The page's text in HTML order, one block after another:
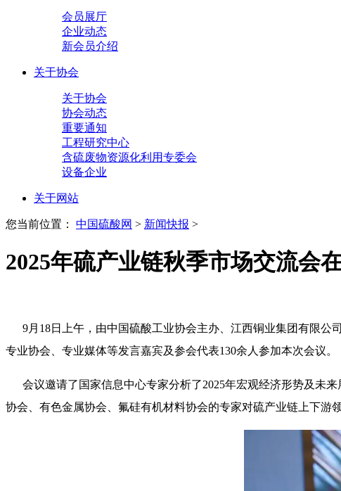
会员展厅
企业动态
新会员介绍
关于协会
关于协会
协会动态
重要通知
工程研究中心
含硫废物资源化利用专委会
设备企业
关于网站
您当前位置： 中国硫酸网 > 新闻快报 >
2025年硫产业链秋季市场交流会
9月18日上午，由中国硫酸工业协会主办、江西铜业集团有限公
专业协会、专业媒体等发言嘉宾及参会代表130余人参加本次会议。
会议邀请了国家信息中心专家分析了2025年宏观经济形势及未
协会、有色金属协会、氟硅有机材料协会的专家对硫产业链上下游